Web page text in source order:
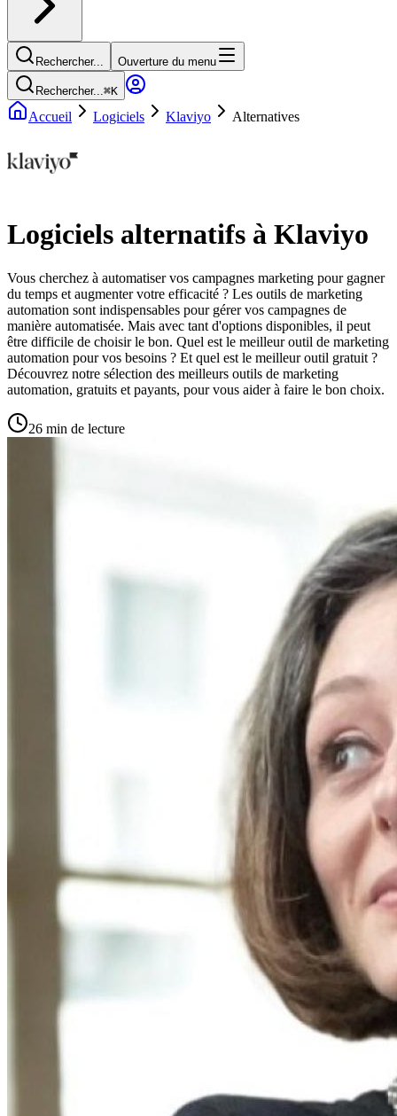
Rechercher... Ouverture du menu
Rechercher...⌘K
Accueil Logiciels Klaviyo Alternatives
Logiciels alternatifs à Klaviyo
Vous cherchez à automatiser vos campagnes marketing pour gagner
du temps et augmenter votre efficacité ? Les outils de marketing
automation sont indispensables pour gérer vos campagnes de
manière automatisée. Mais avec tant d'options disponibles, il peut
être difficile de choisir le bon. Quel est le meilleur outil de marketing
automation pour vos besoins ? Et quel est le meilleur outil gratuit ?
Découvrez notre sélection des meilleurs outils de marketing
automation, gratuits et payants, pour vous aider à faire le bon choix.
26 min de lecture